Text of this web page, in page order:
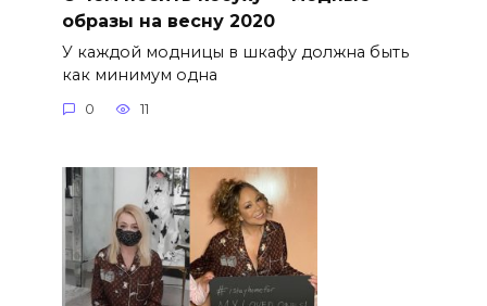
образы на весну 2020
У каждой модницы в шкафу должна быть
как минимум одна
0 11